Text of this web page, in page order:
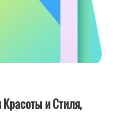
и Стиля,